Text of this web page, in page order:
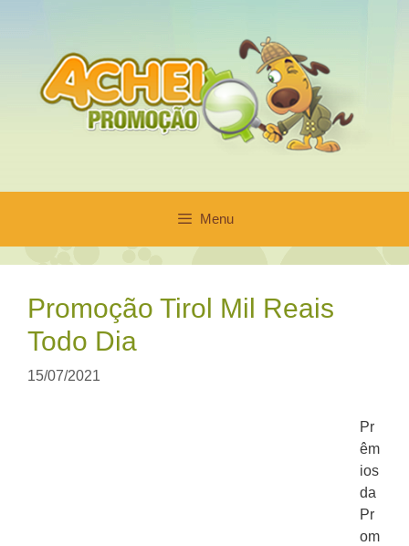
conteúdo
Menu
Promoção Tirol Mil Reais
Todo Dia
15/07/2021
Pr
êm
ios
da
Pr
om